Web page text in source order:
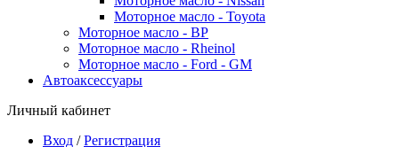
Моторное масло - Toyota
Моторное масло - BP
Моторное масло - Rheinol
Моторное масло - Ford - GM
Автоаксессуары
Личный кабинет
Вход /Регистрация